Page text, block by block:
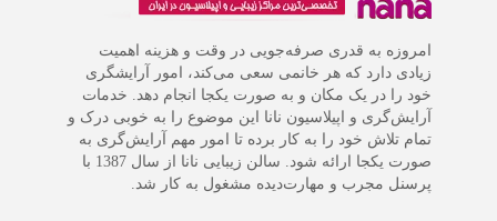
امروزه به قدری صرفه‌جویی در وقت و هزینه اهمیت
زیادی دارد که هر خانمی سعی می‌کند، امور آرایشگری
خود را در یک مکان و به صورت یکجا انجام دهد. خدمات
آرایش‌گری و اپیلاسیون نانا این موضوع را به خوبی درک و
تمام تلاش خود را به کار برده تا امور مهم آرایش‌گری به
صورت یکجا ارائه شود. سالن زیبایی نانا از سال 1387 با
پرسنل مجرب و مهارت‌دیده مشغول به کار شد.